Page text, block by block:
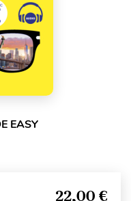
EASY
22,00 €